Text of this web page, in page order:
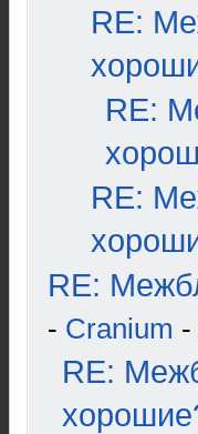
RE:
RE:
RE:
RE:
- Cranium -
RE: